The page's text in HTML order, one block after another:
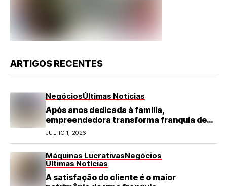
ARTIGOS RECENTES
NegóciosÚltimas Notícias
Após anos dedicada à família,
empreendedora transforma franquia de
turismo em negócio de destaque no RN
JULHO 1, 2026
Máquinas LucrativasNegócios
Últimas Notícias
A satisfação do cliente é o maior